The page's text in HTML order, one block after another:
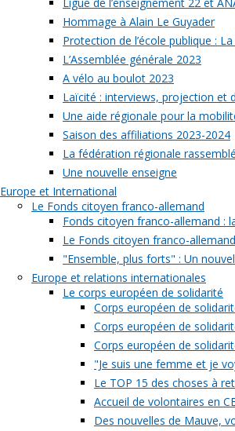
Hommage à Alain Le Guyader
Protection de l’école publique :
L’Assemblée générale 2023
A vélo au boulot 2023
Laïcité : interviews, projection et
Une aide régionale pour la
Saison des affiliations 2023-2024
La fédération régionale
Une nouvelle enseigne
Europe et International
Le Fonds citoyen franco-allemand
Fonds citoyen franco-allemand :
Le Fonds citoyen franco-
"Ensemble, plus forts" : Un
Europe et relations internationales
Le corps européen de solidarité
Corps européen de
Corps européen de
Corps européen de
"Je suis une femme et je
Le TOP 15 des choses à
Accueil de volontaires en
Des nouvelles de Mauve,